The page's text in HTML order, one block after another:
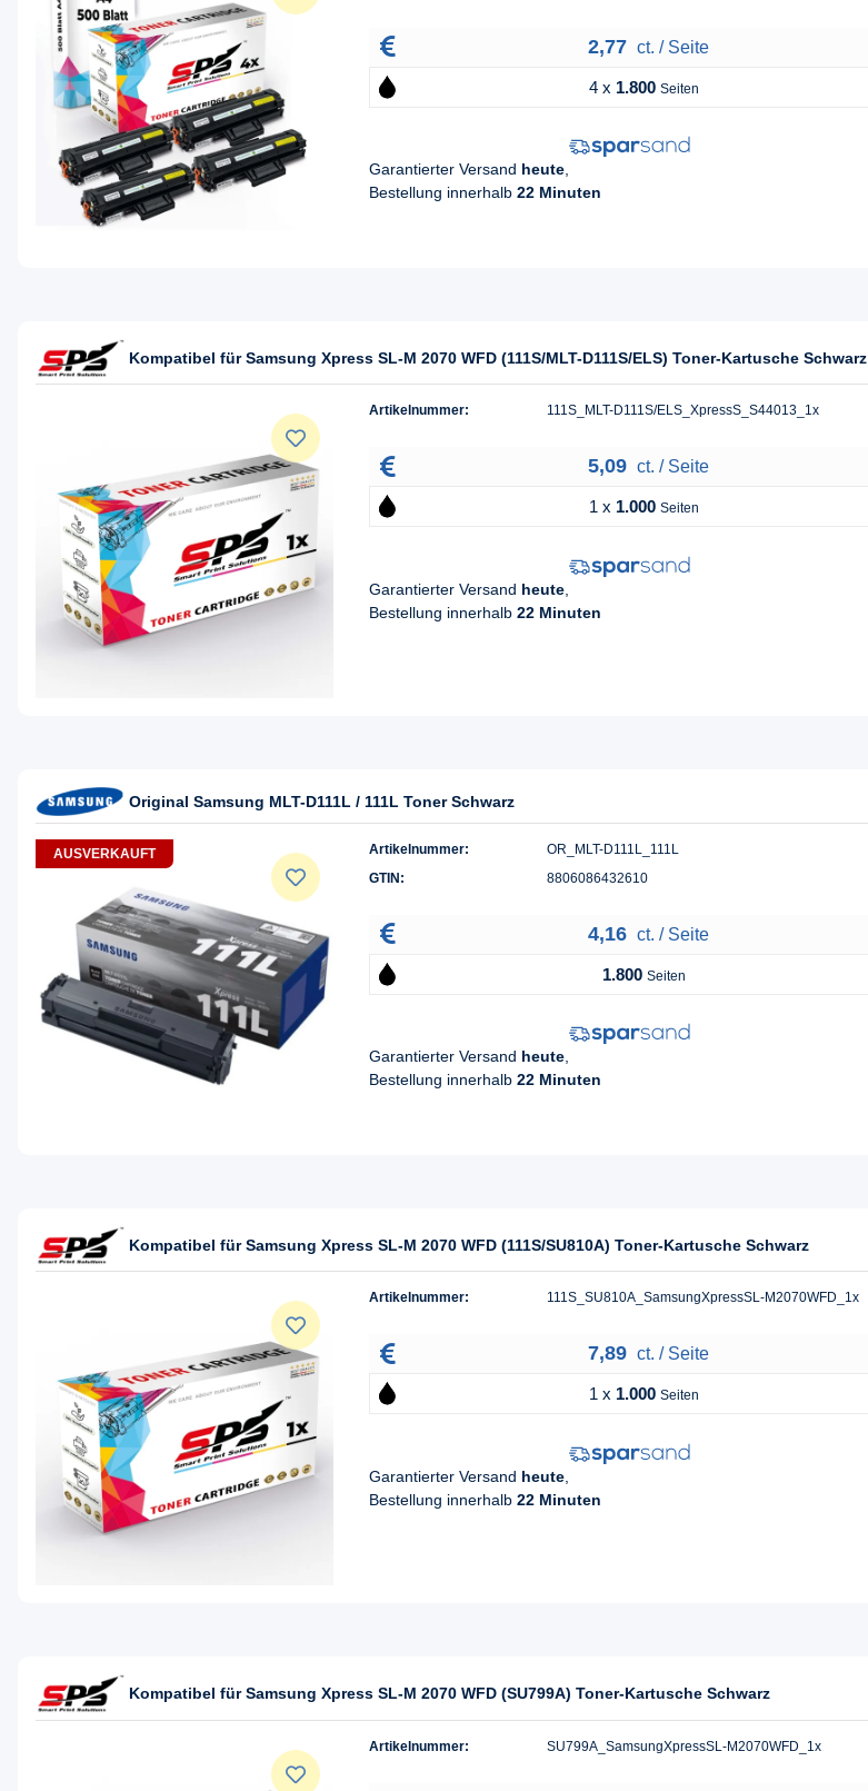
2,77 ct. / Seite
4 x 1.800 Seiten
Garantierter Versand heute
Bestellung innerhalb 22 Minuten
Kompatibel für Samsung Xpress SL-M 2070 WFD (111S/MLT-D111S/ELS) Toner-Kartusche Schwarz
Artikelnummer: 111S_MLT-D111S/ELS_XpressS_S44013_1x
5,09 ct. / Seite
1 x 1.000 Seiten
Garantierter Versand heute
Bestellung innerhalb 22 Minuten
Original Samsung MLT-D111L / 111L Toner Schwarz
AUSVERKAUFT Artikelnummer:
OR_MLT-D111L_111L
GTIN:
8806086432610
4,16 ct. / Seite
1.800 Seiten
Garantierter Versand heute
Bestellung innerhalb 22 Minuten
Kompatibel für Samsung Xpress SL-M 2070 WFD (111S/SU810A) Toner-Kartusche Schwarz
Artikelnummer: 111S_SU810A_SamsungXpressSL-M2070WFD_1x
7,89 ct. / Seite
1 x 1.000 Seiten
Garantierter Versand heute
Bestellung innerhalb 22 Minuten
Kompatibel für Samsung Xpress SL-M 2070 WFD (SU799A) Toner-Kartusche Schwarz
Artikelnummer: SU799A_SamsungXpressSL-M2070WFD_1x